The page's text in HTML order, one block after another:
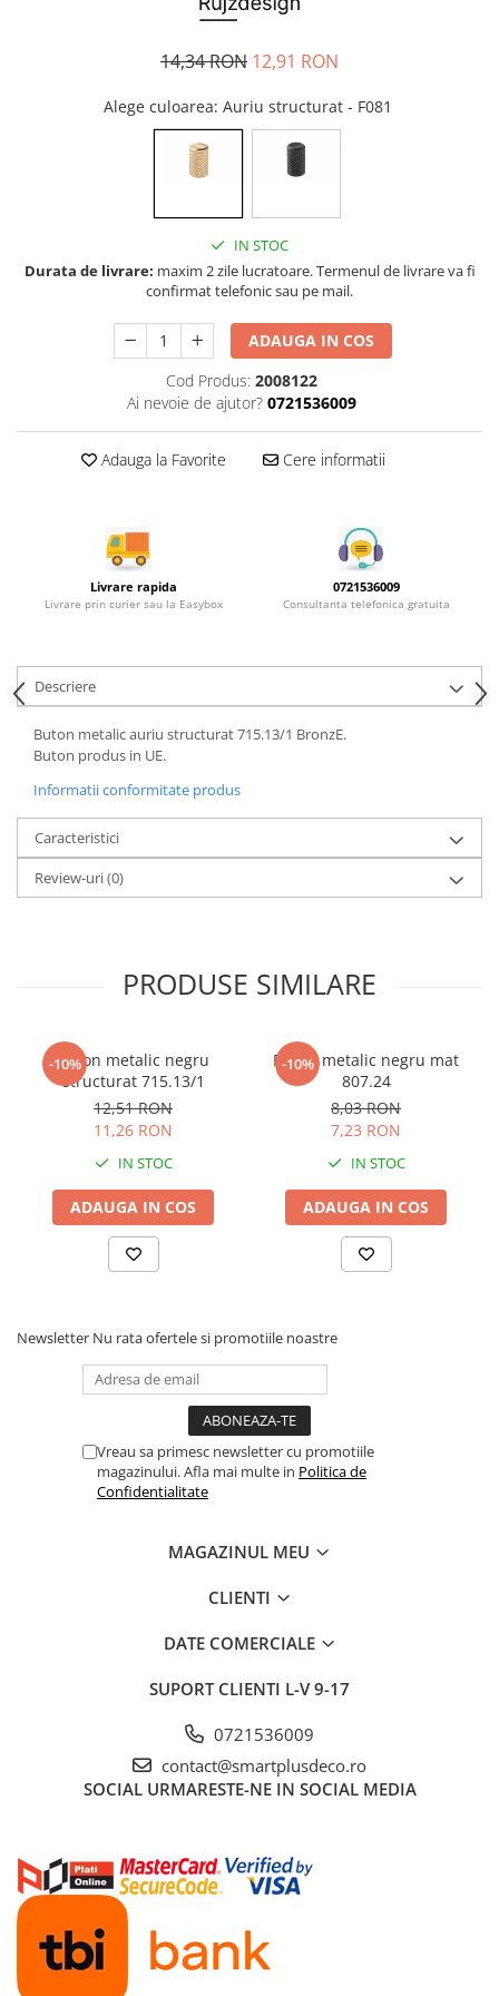
Accesorii dressing
Console si suporti polita
Organizatoare sertare
Ambia-Line - Blum
Suruburi, coltare, elemente de
Lamele si cepi de lemn
Picioare si rotile mobilier
Picioare mobilier
Scurgatoare pentru vase
Scule si unelte
Cosuri Jolly si coloane
14,34 RON 12,91 RON
Alege culoarea: Auriu structurat - F081
IN STOC
Durata de livrare: maxim 2 zile lucratoare. Termenul de livrare va fi
confirmat telefonic sau pe mail.
ADAUGA IN COS
Cod Produs: 2008122
Ai nevoie de ajutor? 0721536009
Adauga la Favorite Cere informatii
Livrare rapida
Livrare prin curier sau la Easybox
0721536009
Consultanta telefonica gratuita
Descriere
Buton metalic auriu structurat 715.13/1 BronzE.
Buton produs in UE.
Informatii conformitate produs
Caracteristici
Review-uri(0)
PRODUSE SIMILARE
-10%
Buton metalic negru
structurat 715.13/1
12,51 RON
11,26 RON
IN STOC
ADAUGA IN COS
-10%
Buton metalic negru mat
807.24
8,03 RON
7,23 RON
IN STOC
ADAUGA IN COS
Newsletter Nu rata ofertele si promotiile noastre
Vreau sa primesc newsletter cu promotiile
magazinului. Afla mai multe in Politica de
Confidentialitate
MAGAZINUL MEU
CLIENTI
DATE COMERCIALE
SUPORT CLIENTI L-V 9-17
0721536009
contact@smartplusdeco.ro
SOCIAL URMARESTE-NE IN SOCIAL MEDIA